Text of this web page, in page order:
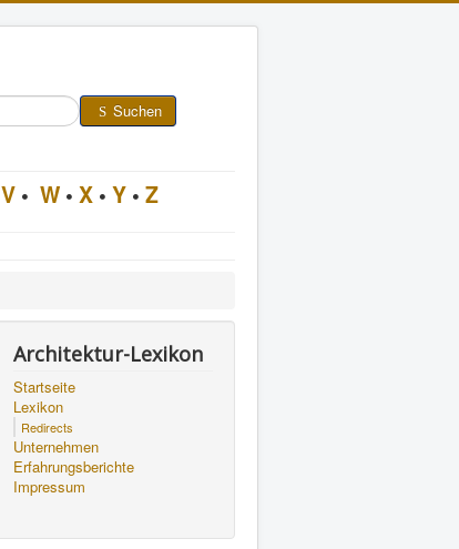
Suchen
V • W • X • Y • Z
Architektur-Lexikon
Startseite
Lexikon
Redirects
Unternehmen
Erfahrungsberichte
Impressum